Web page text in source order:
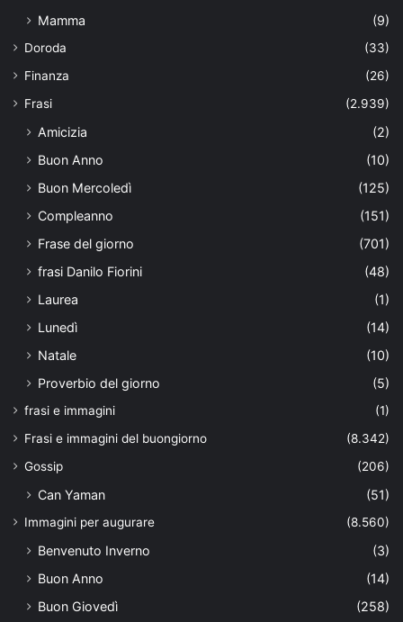
Mamma (9)
Doroda
(33)
Finanza
(26)
Frasi
(2.939)
Amicizia
(2)
Buon Anno
(10)
Buon Mercoledì
(125)
Compleanno
(151)
Frase del giorno
(701)
frasi Danilo Fiorini
(48)
Laurea
(1)
Lunedì
(14)
Natale
(10)
Proverbio del giorno
(5)
frasi e immagini
(1)
Frasi e immagini del buongiorno
(8.342)
Gossip
(206)
Can Yaman (51)
Immagini per augurare (8.560)
Benvenuto Inverno
(3)
Buon Anno
(14)
Buon Giovedì
(258)